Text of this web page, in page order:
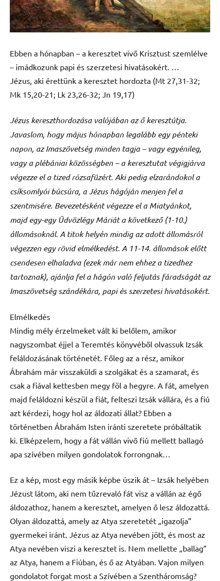
Ebben a hónapban – a keresztet vivő Krisztust szemlélve
– imádkozunk papi és szerzetesi hivatásokért. …
Jézus, aki érettünk a keresztet hordozta (Mt 27,31-32;
Mk 15,20-21; Lk 23,26-32; Jn 19,17)
Jézus kereszthordozása valójában az ő keresztútja.
Javaslom, hogy május hónapban legalább egy pénteki
napon, az Imaszövetség minden tagja – vagy egyénileg,
vagy a plébániai közösségben – a keresztutat végigjárva
végezze el a tized rózsafüzért. Aki pedig elzarándokol a
csíksomlyói búcsúra, a Jézus hágóján menjen fel a
szentmisére. Bevezetésként végezze el a Miatyánkot,
majd egy-egy Üdvözlégy Máriát a következő (1-10.)
állomásoknál. A titok helyén mindig az adott állomásról
végezzen egy rövid elmélkedést. A 11-14. állomások előtt
csendesen elhaladva (ezek már nem ehhez a tizedhez
tartoznak), ajánlja fel a hágón való feljutás fáradságát az
Imaszövetség szándékára, papi és szerzetesi hivatásokért.
Elmélkedés
Mindig mély érzelmeket vált ki belőlem, amikor
nagyszombat éjjel a Teremtés könyvéből olvassuk Izsák
feláldozásának történetét. Főleg az a rész, amikor
Ábrahám már visszaküldi a szolgákat és a szamarat, és
csak a fiával kettesben megy föl a hegyre. A fát, amelyen
majd feláldozni készül a fiát, felteszi Izsák vállára, és a fiú
azt kérdezi, hogy hol az áldozati állat? Ebben a
történetben Ábrahám Isten iránti szeretete próbáltatik
ki. Elképzelem, hogy a fát vállán vivő fiú mellett ballagó
apa szívében milyen gondolatok forrongnak…
Ez a kép, most egy másik képbe úszik át – Izsák helyében
Jézust látom, aki nem tűzrevaló fát visz a vállán az égő
áldozathoz, hanem a keresztet, amelyen ő lesz áldozattá.
Olyan áldozattá, amely az Atya szeretetét „igazolja”
gyermekei iránt. Jézus az Atya nevében jött, és most az
Atya nevében viszi a keresztet is. Nem mellette „ballag”
az Atya, hanem a Fiúban, és ő az Atyában. Vajon milyen
gondolatot forgat most a Szívében a Szentháromság?